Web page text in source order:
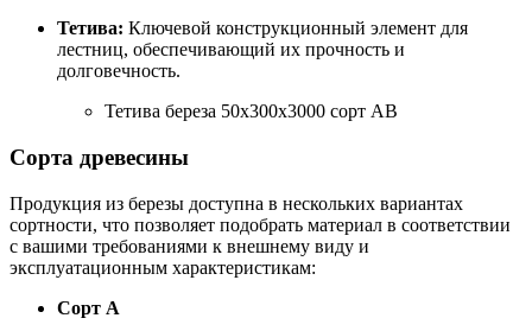
Тетива: Ключевой конструкционный элемент для
лестниц, обеспечивающий их прочность и
долговечность.
Тетива береза 50х300х3000 сорт АВ
Сорта древесины
Продукция из березы доступна в нескольких вариантах
сортности, что позволяет подобрать материал в соответствии
с вашими требованиями к внешнему виду и
эксплуатационным характеристикам:
Сорт А